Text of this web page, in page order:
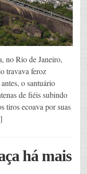
no Rio de Janeiro,
travava feroz
o santuário
de fiéis subindo
tiros ecoava por suas
há mais